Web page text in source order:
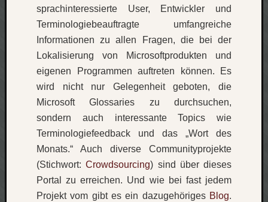
sprachinteressierte User, Entwickler und
Terminologiebeauftragte umfangreiche
Informationen zu allen Fragen, die bei der
Lokalisierung von Microsoftprodukten und
eigenen Programmen auftreten können. Es
wird nicht nur Gelegenheit geboten, die
Microsoft Glossaries zu durchsuchen,
sondern auch interessante Topics wie
Terminologiefeedback und das „Wort des
Monats.“ Auch diverse Communityprojekte
(Stichwort:Crowdsourcing) sind über dieses
Portal zu erreichen. Und wie bei fast jedem
Projekt vom gibt es ein dazugehöriges Blog.